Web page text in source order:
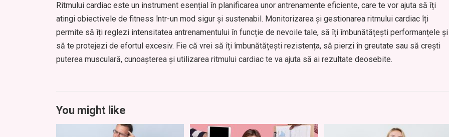
Ritmului cardiac este un instrument esențial în planificarea unor antrenamente eficiente, care te vor ajuta să îți
atingi obiectivele de fitness într-un mod sigur și sustenabil. Monitorizarea și gestionarea ritmului cardiac îți
permite să îți reglezi intensitatea antrenamentului în funcție de nevoile tale, să îți îmbunătățești performanțele și
să te protejezi de efortul excesiv. Fie că vrei să îți îmbunătățești rezistența, să pierzi în greutate sau să crești
puterea musculară, cunoașterea și utilizarea ritmului cardiac te va ajuta să ai rezultate deosebite.
You might like